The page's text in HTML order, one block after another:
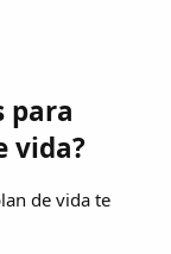
para
vida?
de vida te